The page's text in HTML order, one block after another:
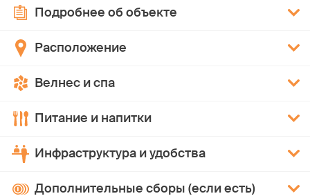
Подробнее об объекте
Расположение
Велнес и спа
Питание и напитки
Инфраструктура и удобства
Дополнительные сборы (если есть)